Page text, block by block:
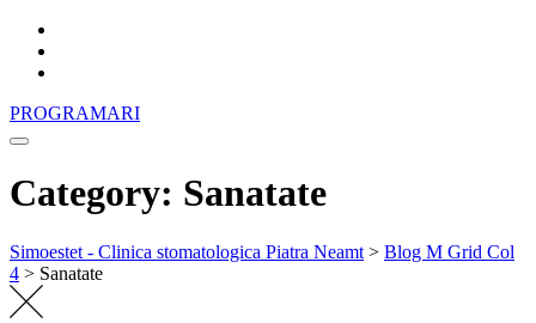
PROGRAMARI
Category: Sanatate
Simoestet - Clinica stomatologica Piatra Neamt > Blog M Grid Col
4 > Sanatate